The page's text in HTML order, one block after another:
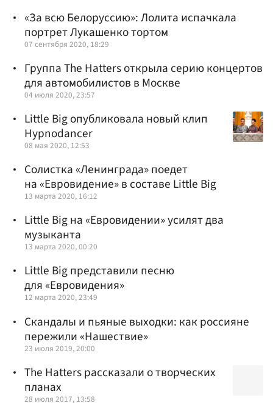
«За всю Белоруссию»: Лолита испачкала
портрет Лукашенко тортом
07 сентября 2020, 18:29
Группа The Hatters открыла серию концертов
для автомобилистов в Москве
04 июля 2020, 23:57
Little Big опубликовала новый клип
Hypnodancer
08 мая 2020, 12:53
Солистка «Ленинграда» поедет
на «Евровидение» в составе Little Big
13 марта 2020, 16:12
Little Big на «Евровидении» усилят два
музыканта
13 марта 2020, 00:20
Little Big представили песню
для «Евровидения»
12 марта 2020, 23:49
Скандалы и пьяные выходки: как россияне
пережили «Нашествие»
23 июля 2019, 20:00
The Hatters рассказали о творческих
планах
28 июля 2017, 13:58